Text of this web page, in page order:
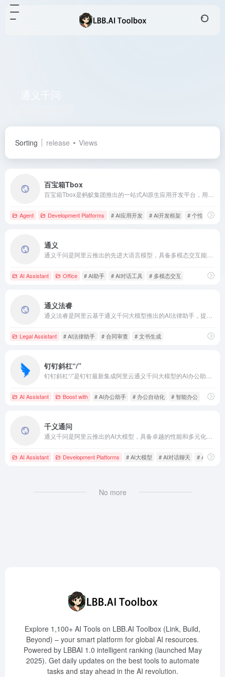
Sorting release Views
百宝箱Tbox
Agent Development Platforms # AI应用开发 # AI开发框架 # 个性化定制
通义
AI Assistant Office # AI助手 # AI对话工具 # 多模态交互
通义法睿
Legal Assistant # AI法律助手 # 合同审查 # 文书生成
钉钉斜杠“/”
AI Assistant Boost with # AI办公助手 # 办公自动化 # 智能办公
千义通问
AI Assistant Development Platforms # AI大模型 # AI对话聊天 # AI训练模
No more
Explore 1,100+ AI Tools on LBB.AI Toolbox (Link, Build,
Beyond) – your smart platform for global AI resources.
Powered by LBBAI 1.0 intelligent ranking (launched May
2025). Get daily updates on the best tools to automate
tasks and stay ahead in the AI revolution.